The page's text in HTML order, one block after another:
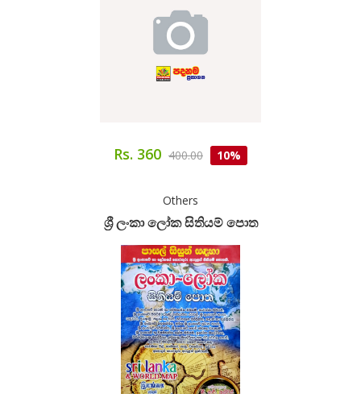
Rs. 360 400.00 10%
Others
ශ්‍රී ලංකා ලෝක සිතියම් පොත